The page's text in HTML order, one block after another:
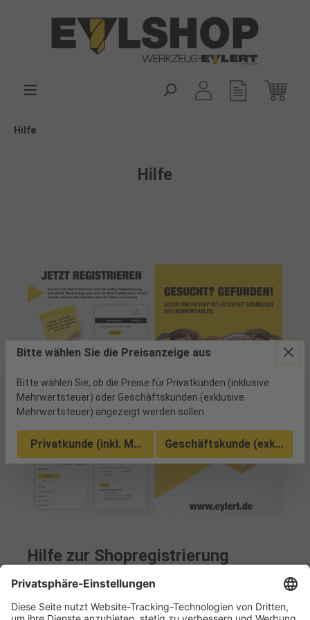
Hilfe
Hilfe
Hilfe zur Shopregistrierung
Ablauf Registrierung und Vorteile Registrierung
Bitte wählen Sie die Preisanzeige aus
Bitte wählen Sie, ob die Preise für Privatkunden (inklusive
Mehrwertsteuer) oder Geschäftskunden (exklusive
Mehrwertsteuer) angezeigt werden sollen.
Privatkunde (inkl. MwSt.) Geschäftskunde (exkl.